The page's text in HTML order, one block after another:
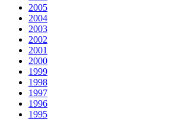
2005
2004
2003
2002
2001
2000
1999
1998
1997
1996
1995